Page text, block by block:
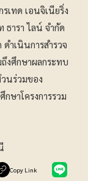
เทด เอนจิเนียริ่ง
ารา ไลน์ จำกัด
ำเนินการสำรวจ
งศึกษาผลกระทบ
นร่วมของ
ษาโครงการรวม
Copy Link